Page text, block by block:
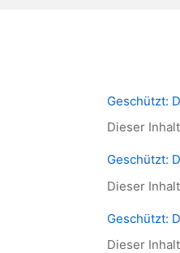
Geschützt:
Dieser
Geschützt:
Dieser
Geschützt:
Dieser